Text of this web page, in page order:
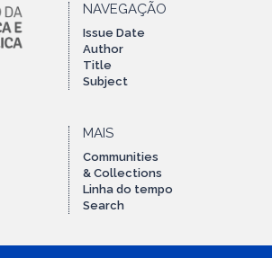
NAVEGAÇÃO
Issue Date
Author
Title
Subject
MAIS
Communities
& Collections
Linha do tempo
Search